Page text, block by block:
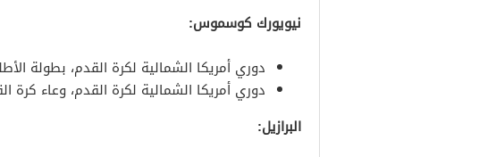
نيويورك كوسموس:
دوري أمريكا الشمالية لكرة القدم، بطولة
دوري أمريكا الشمالية لكرة القدم، وعاء كرة
البرازيل: